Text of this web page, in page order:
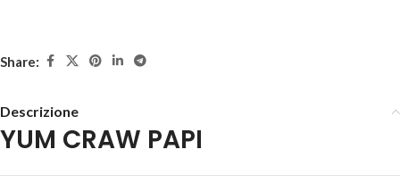
YUM CRAW PAPI – 3.75" Green Pumpkin Purple
Share:
Descrizione
YUM CRAW PAPI